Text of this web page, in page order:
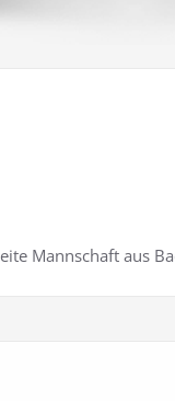
Mannschaft aus